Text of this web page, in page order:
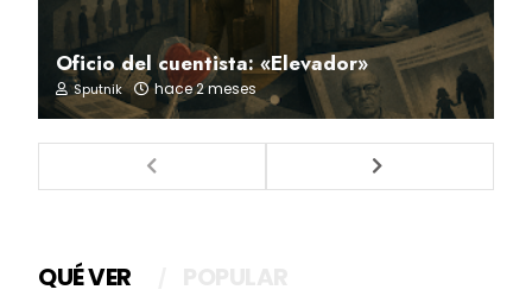
Oficio del cuentista: «Elevador»
Sputnik hace 2 meses
QUÉ VER